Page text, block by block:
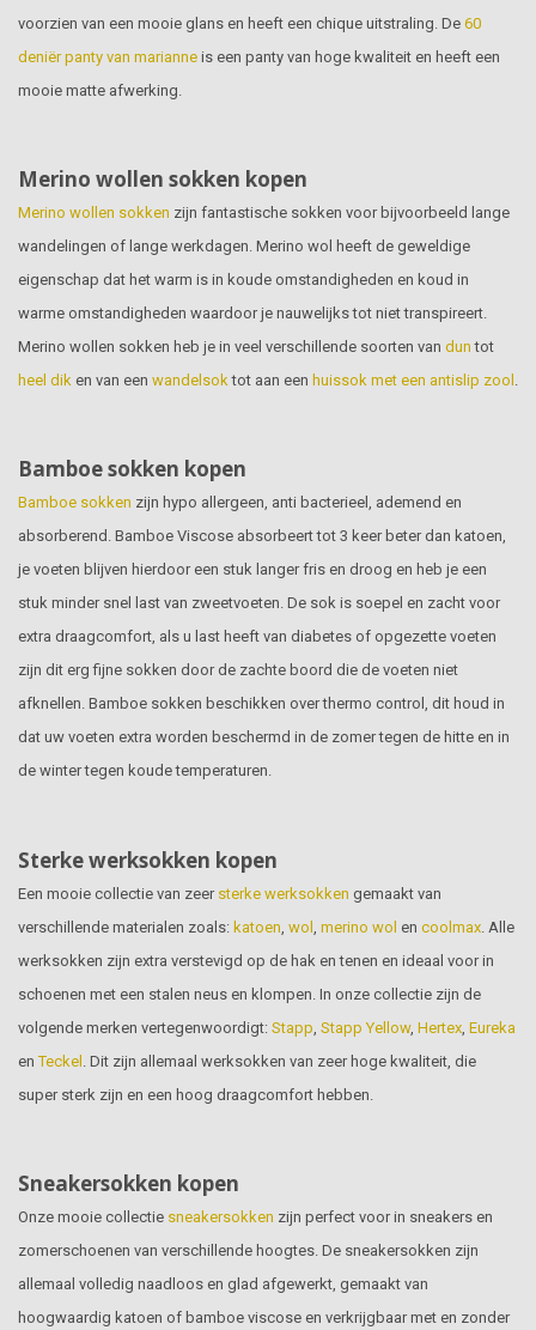
voorzien van een mooie glans en heeft een chique uitstraling. De 60
deniër panty van marianne is een panty van hoge kwaliteit en heeft een
mooie matte afwerking.
Merino wollen sokken kopen
Merino wollen sokken zijn fantastische sokken voor bijvoorbeeld lange
wandelingen of lange werkdagen. Merino wol heeft de geweldige
eigenschap dat het warm is in koude omstandigheden en koud in
warme omstandigheden waardoor je nauwelijks tot niet transpireert.
Merino wollen sokken heb je in veel verschillende soorten van dun tot
heel dik en van een wandelsok tot aan een huissok met een antislip zool
Bamboe sokken kopen
Bamboe sokken zijn hypo allergeen, anti bacterieel, ademend en
absorberend. Bamboe Viscose absorbeert tot 3 keer beter dan katoen,
je voeten blijven hierdoor een stuk langer fris en droog en heb je een
stuk minder snel last van zweetvoeten. De sok is soepel en zacht voor
extra draagcomfort, als u last heeft van diabetes of opgezette voeten
zijn dit erg fijne sokken door de zachte boord die de voeten niet
afknellen. Bamboe sokken beschikken over thermo control, dit houd in
dat uw voeten extra worden beschermd in de zomer tegen de hitte en in
de winter tegen koude temperaturen.
Sterke werksokken kopen
Een mooie collectie van zeer sterke werksokken gemaakt van
verschillende materialen zoals: katoen wol merino wol en coolmax . Alle
werksokken zijn extra verstevigd op de hak en tenen en ideaal voor in
schoenen met een stalen neus en klompen. In onze collectie zijn de
volgende merken vertegenwoordigt: Stapp Stapp Yellow, Hertex Eureka
enTeckel . Dit zijn allemaal werksokken van zeer hoge kwaliteit, die
super sterk zijn en een hoog draagcomfort hebben.
Sneakersokken kopen
Onze mooie collectie sneakersokken zijn perfect voor in sneakers en
zomerschoenen van verschillende hoogtes. De sneakersokken zijn
allemaal volledig naadloos en glad afgewerkt, gemaakt van
hoogwaardig katoen of bamboe viscose en verkrijgbaar met en zonder